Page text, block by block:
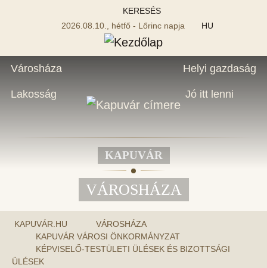
KERESÉS
2026.08.10., hétfő - Lőrinc napja
HU
Városháza
Lakosság
Helyi gazdaság
Jó itt lenni
KAPUVÁR
VÁROSHÁZA
KAPUVÁR.HU
VÁROSHÁZA
KAPUVÁR VÁROSI ÖNKORMÁNYZAT
KÉPVISELŐ-TESTÜLETI ÜLÉSEK ÉS BIZOTTSÁGI
ÜLÉSEK